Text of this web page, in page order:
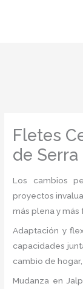
Fletes
de Serra
Los cambios
proyectos
más plena y más
Adaptación y
capacidades
cambio de
Mudanza en